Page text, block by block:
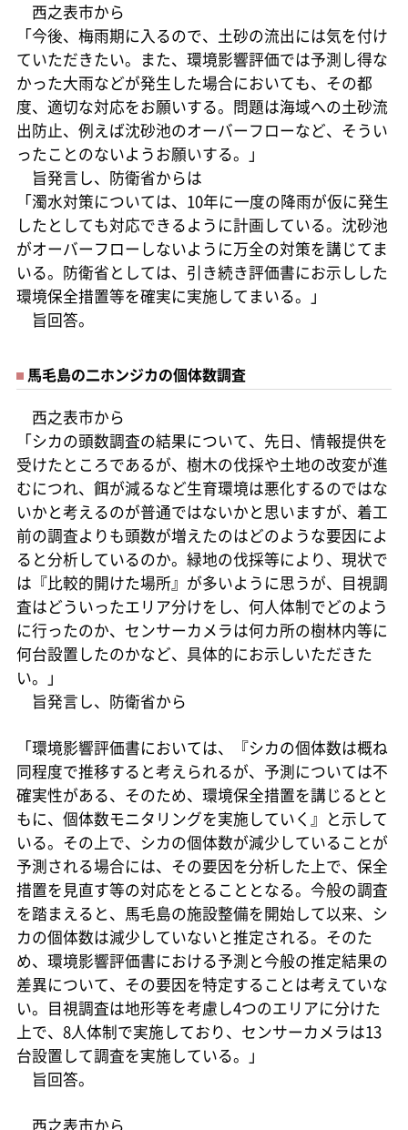
西之表市から
「今後、梅雨期に入るので、土砂の流出には気を付け
ていただきたい。また、環境影響評価では予測し得な
かった大雨などが発生した場合においても、その都
度、適切な対応をお願いする。問題は海域への土砂流
出防止、例えば沈砂池のオーバーフローなど、そうい
ったことのないようお願いする。」
旨発言し、防衛省からは
「濁水対策については、10年に一度の降雨が仮に発生
したとしても対応できるように計画している。沈砂池
がオーバーフローしないように万全の対策を講じてま
いる。防衛省としては、引き続き評価書にお示しした
環境保全措置等を確実に実施してまいる。」
旨回答。
馬毛島の二ホンジカの個体数調査
西之表市から
「シカの頭数調査の結果について、先日、情報提供を
受けたところであるが、樹木の伐採や土地の改変が進
むにつれ、餌が減るなど生育環境は悪化するのではな
いかと考えるのが普通ではないかと思いますが、着工
前の調査よりも頭数が増えたのはどのような要因によ
ると分析しているのか。緑地の伐採等により、現状で
は『比較的開けた場所』が多いように思うが、目視調
査はどういったエリア分けをし、何人体制でどのよう
に行ったのか、センサーカメラは何カ所の樹林内等に
何台設置したのかなど、具体的にお示しいただきた
い。」
旨発言し、防衛省から
「環境影響評価書においては、『シカの個体数は概ね
同程度で推移すると考えられるが、予測については不
確実性がある、そのため、環境保全措置を講じるとと
もに、個体数モニタリングを実施していく』と示して
いる。その上で、シカの個体数が減少していることが
予測される場合には、その要因を分析した上で、保全
措置を見直す等の対応をとることとなる。今般の調査
を踏まえると、馬毛島の施設整備を開始して以来、シ
カの個体数は減少していないと推定される。そのた
め、環境影響評価書における予測と今般の推定結果の
差異について、その要因を特定することは考えていな
い。目視調査は地形等を考慮し4つのエリアに分けた
上で、8人体制で実施しており、センサーカメラは13
台設置して調査を実施している。」
旨回答。
西之表市から